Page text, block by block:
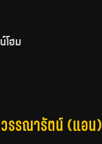
โฮม
รรณารัตน์ (แอน)